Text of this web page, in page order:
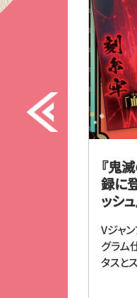
『鬼
録に
ッシ
Vジャ
グラム
タスと